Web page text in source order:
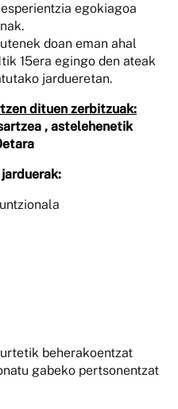
egokiagoa
doan eman ahal
15era egingo den ateak
jardueretan.
dituen zerbitzuak:
, astelehenetik
beherakoentzat
gabeko pertsonentzat